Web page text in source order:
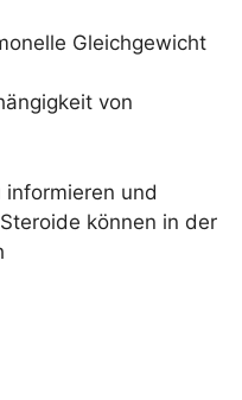
Gleichgewicht
von
und
können in der